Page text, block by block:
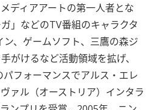
ディアアートの第一人者とな
」などのTV番組のキャラクタ
ン、ゲームソフト、三鷹の森ジ
がけるなど活動領域を拡げ、
フォーマンスでアルス・エレ
ァル（オーストリア）インタラ